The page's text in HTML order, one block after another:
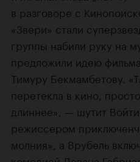
в разговоре с
«Звери» стали
группы набили руку на
предложили идею
Тимуру Бекмамбетову.
перетекла в кино,
длиннее», — шутит
режиссером
молния», а Врубель